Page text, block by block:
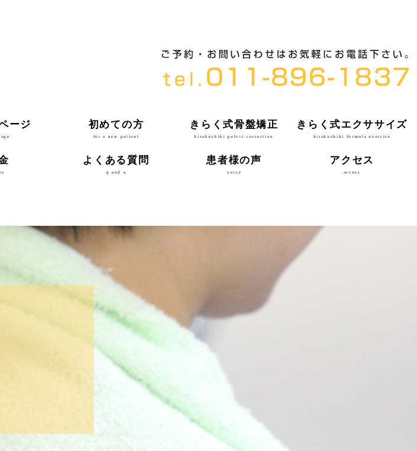
ージ 初めての方
for a new patient
きらく式骨盤矯正
kirakushiki pelvic correction
きらく式エクササイズ
kirakushiki formula exercise
よくある質問
q and a
患者様の声
voice
アクセス
access